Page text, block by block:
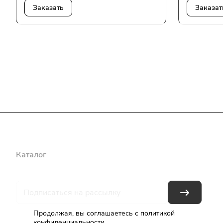
Заказать
Каталог
Продолжая, вы соглашаетесь с политикой